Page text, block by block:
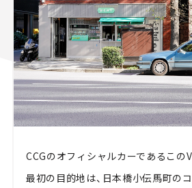
CCGのオフィシャルカーであるこの
最初の目的地は、日本橋小伝馬町の